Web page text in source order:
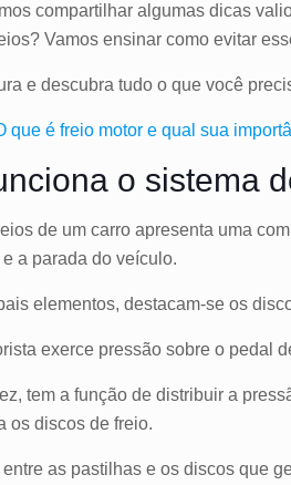
compartilhar algumas dicas
Vamos ensinar como evitar
e descubra tudo o que você
que é freio motor e qual sua
o sistema
de um carro apresenta uma
a parada do veículo.
elementos, destacam-se os
exerce pressão sobre o pedal
tem a função de distribuir a
os discos de freio.
entre as pastilhas e os discos que